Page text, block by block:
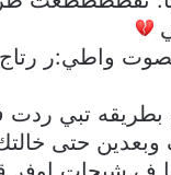
واطي:ر رتاج
بطريقه تبي ردت
حتى